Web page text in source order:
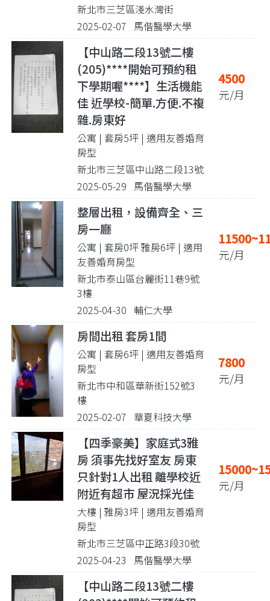
新北市三芝區淺水灣街
2025-02-07 馬偕醫學大學
【中山路二段13號二樓
(205)****開始可預約租
下學期喔****】生活機能
佳 近學校-簡單.方便.不複
雜.房東好
公寓 | 套房5坪 | 適用友善婚育
房型
新北市三芝區中山路二段13號
2025-05-29 馬偕醫學大學
4500
元/月
整層出租，設備齊全、三
房一廳
公寓 | 套房0坪 雅房6坪 | 適用
友善婚育房型
新北市泰山區台麗街11巷9號
3樓
2025-04-30 輔仁大學
元/月
房間出租 套房1間
公寓 | 套房6坪 | 適用友善婚育
房型
新北市中和區華新街152號3
樓
2025-02-07 華夏科技大學
7800
元/月
【四季豪美】家庭式3雅
房 須事先找好室友 房東
只針對1人出租 離學校近
附近有超市 屋況採光佳
大樓 | 雅房3坪 | 適用友善婚育
房型
新北市三芝區中正路3段30號
2025-04-23 馬偕醫學大學
元/月
【中山路二段13號二樓